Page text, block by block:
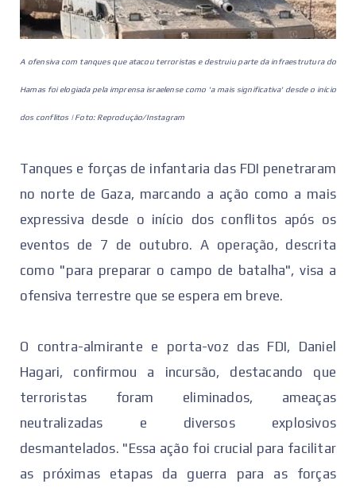
A ofensiva com tanques que atacou terroristas e destruiu parte da infraestrutura do
Hamas foi elogiada pela imprensa israelense como 'a mais significativa' desde o início
dos conflitos | Foto: Reprodução/Instagram
Tanques e forças de infantaria das FDI penetraram
no norte de Gaza, marcando a ação como a mais
expressiva desde o início dos conflitos após os
eventos de 7 de outubro. A operação, descrita
como "para preparar o campo de batalha", visa a
ofensiva terrestre que se espera em breve.
O contra-almirante e porta-voz das FDI, Daniel
Hagari, confirmou a incursão, destacando que
terroristas foram eliminados, ameaças
neutralizadas e diversos explosivos
desmantelados. "Essa ação foi crucial para facilitar
as próximas etapas da guerra para as forças